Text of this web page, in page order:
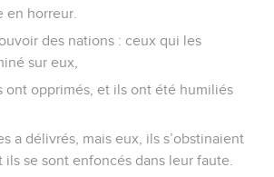
en horreur.
des nations : ceux qui les
sur eux,
ont opprimés, et ils ont été humiliés
a délivrés, mais eux, ils s’obstinaient
se sont enfoncés dans leur faute.